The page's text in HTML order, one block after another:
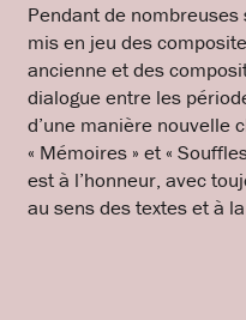
Pendant de
mis en jeu des
ancienne et des
dialogue entre les
d’une manière nouvelle
« Mémoires » et «
est à l’honneur, avec
au sens des textes et à